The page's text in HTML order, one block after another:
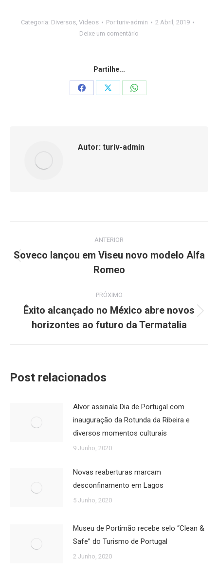
Categoria: Diversos, Videos Porturiv-admin
2 Abril, 2019
Deixe um comentário
Partilhe...
Share
Share
Share
Autor: turiv-admin
de
ANTERIOR
Post
anterior:
Soveco lançou em Viseu novo modelo Alfa
Romeo
PRÓXIMO
Próximo
post:
Êxito alcançado no México abre novos
horizontes ao futuro da Termatalia
Post relacionados
Alvor assinala Dia de Portugal com
inauguração da Rotunda da Ribeira e
diversos momentos culturais
9 Junho, 2020
Novas reaberturas marcam
desconfinamento em Lagos
5 Junho, 2020
Museu de Portimão recebe selo “Clean &
Safe” do Turismo de Portugal
2 Junho, 2020